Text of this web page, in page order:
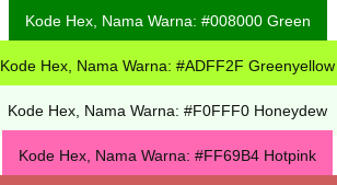
Kode Hex, Nama Warna: #008000 Green
Kode Hex, Nama Warna: #ADFF2F Greenyellow
Kode Hex, Nama Warna: #F0FFF0 Honeydew
Kode Hex, Nama Warna: #FF69B4 Hotpink